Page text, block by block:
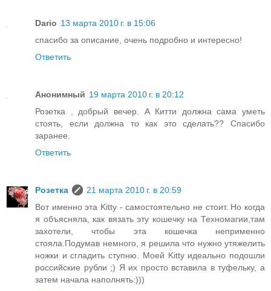
Dario 13 марта 2010 г. в 15:06
спасибо за описание, очень подробно и интересно!
Ответить
Анонимный 19 марта 2010 г. в 20:12
Розетка , добрый вечер. А Китти должна сама уметь
стоять, если должна то как это сделать?? Спасибо
заранее.
Ответить
Розетка
21 марта 2010 г. в 20:59
Вот именно эта Kitty - самостоятельно не стоит. Но когда
я объясняла, как вязать эту кошечку на Техномагии,там
захотели, чтобы эта кошечка неприменно
стояла.Подумав немного, я решила что нужно утяжелить
ножки и сгладить ступню. Моей Kitty идеально подошли
российские рубли ;) Я их просто вставила в туфельку, а
затем начала наполнять:)))